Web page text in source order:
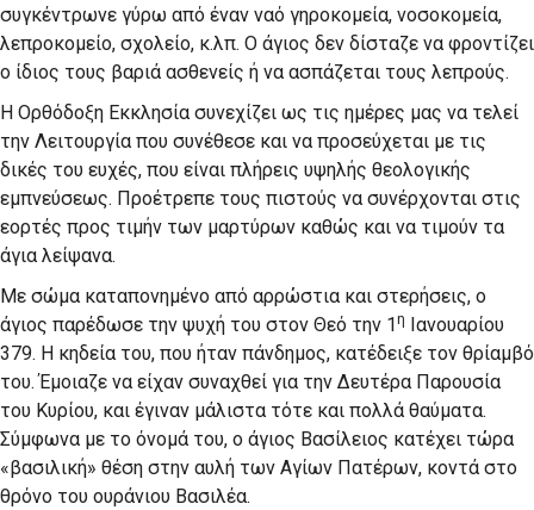
συγκέντρωνε γύρω από έναν ναό γηροκομεία, νοσοκομεία,
λεπροκομείο, σχολείο, κ.λπ. Ο άγιος δεν δίσταζε να φροντίζει
ο ίδιος τους βαριά ασθενείς ή να ασπάζεται τους λεπρούς.
Η Ορθόδοξη Εκκλησία συνεχίζει ως τις ημέρες μας να τελεί
την Λειτουργία που συνέθεσε και να προσεύχεται με τις
δικές του ευχές, που είναι πλήρεις υψηλής θεολογικής
εμπνεύσεως. Προέτρεπε τους πιστούς να συνέρχονται στις
εορτές προς τιμήν των μαρτύρων καθώς και να τιμούν τα
άγια λείψανα.
Με σώμα καταπονημένο από αρρώστια και στερήσεις, ο
άγιος παρέδωσε την ψυχή του στον Θεό την 1 η
Ιανουαρίου
379. Η κηδεία του, που ήταν πάνδημος, κατέδειξε τον θρίαμβό
του. Έμοιαζε να είχαν συναχθεί για την Δευτέρα Παρουσία
του Κυρίου, και έγιναν μάλιστα τότε και πολλά θαύματα.
Σύμφωνα με το όνομά του, ο άγιος Βασίλειος κατέχει τώρα
«βασιλική» θέση στην αυλή των Αγίων Πατέρων, κοντά στο
θρόνο του ουράνιου Βασιλέα.